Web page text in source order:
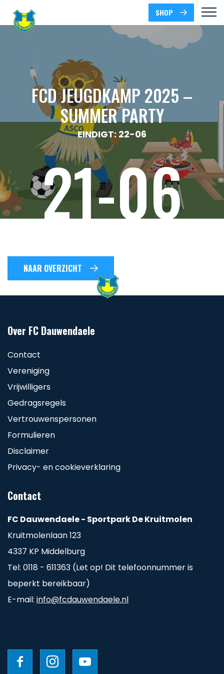
SHOP
FCD JEUGDKAMP 2025 –
SUMMER PARTY
EINDIGT: 22-06
21-06
NAAR OVERZICHT
Over FC Dauwendaele
Contact
Vereniging
Vrijwilligers
Gedragsregels
Vertrouwenspersonen
Formulieren
Disclaimer
Privacy- en cookieverklaring
Contact
FC Dauwendaele - Sportpark De Kruitmolen
Kruitmolenlaan 123
4337 KP Middelburg
Tel: 0118 - 611363 (Let op! Dit telefoonnummer is
beperkt bereikbaar)
E-mail: info@fcdauwendaele.nl